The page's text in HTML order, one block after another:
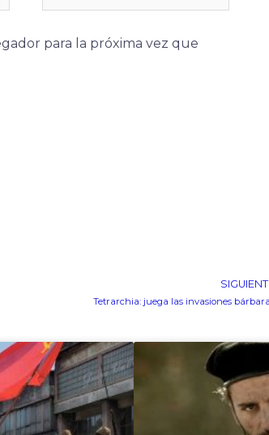
para la próxima vez que
Tetrarchia: juega las invasiones